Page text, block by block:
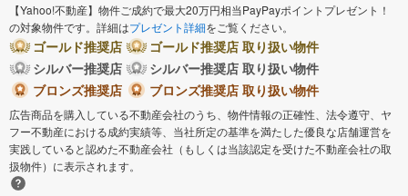
【Yahoo!不動産】物件ご成約で最大20万円相当PayPayポイントプレゼント！
の対象物件です。詳細はプレゼント詳細をご覧ください。
ゴールド推奨店
ゴールド推奨店 取り扱い物件
シルバー推奨店
シルバー推奨店 取り扱い物件
ブロンズ推奨店
ブロンズ推奨店 取り扱い物件
広告商品を購入している不動産会社のうち、物件情報の正確性、法令遵守、ヤ
フー不動産における成約実績等、当社所定の基準を満たした優良な店舗運営を
実践していると認めた不動産会社（もしくは当該認定を受けた不動産会社の取
扱物件）に表示されます。